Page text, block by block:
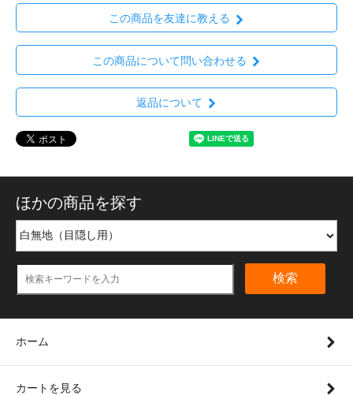
この商品を友達に教える
この商品について問い合わせる
返品について
ほかの商品を探す
検索
ホーム
カートを見る